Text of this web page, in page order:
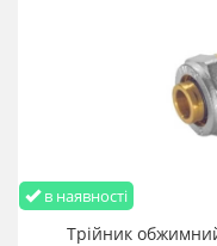
в наявності
Трійник